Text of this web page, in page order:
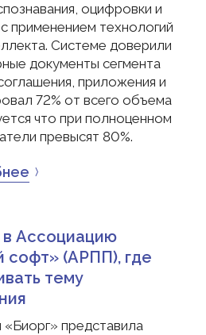
оцифровки и
применением технологий
Системе доверили
документы сегмента
приложения и
72% от всего объема
что при полноценном
превысят 80%.
Ассоциацию
софт» (АРПП), где
тему
«Биорг» представила